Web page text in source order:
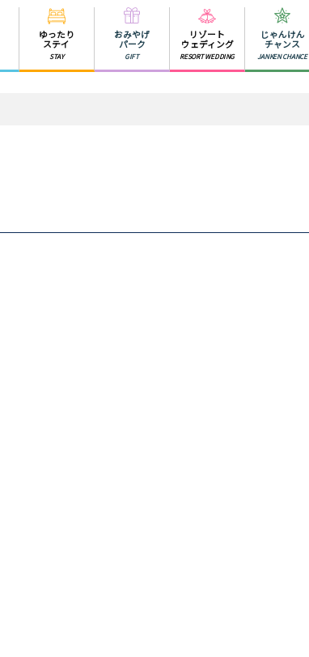
ゆったり
ステイ
STAY
おみやげ
パーク
GIFT
リゾート
ウェディング
RESORT WEDDING
じゃんけん
チャンス
JANKEN CHANCE